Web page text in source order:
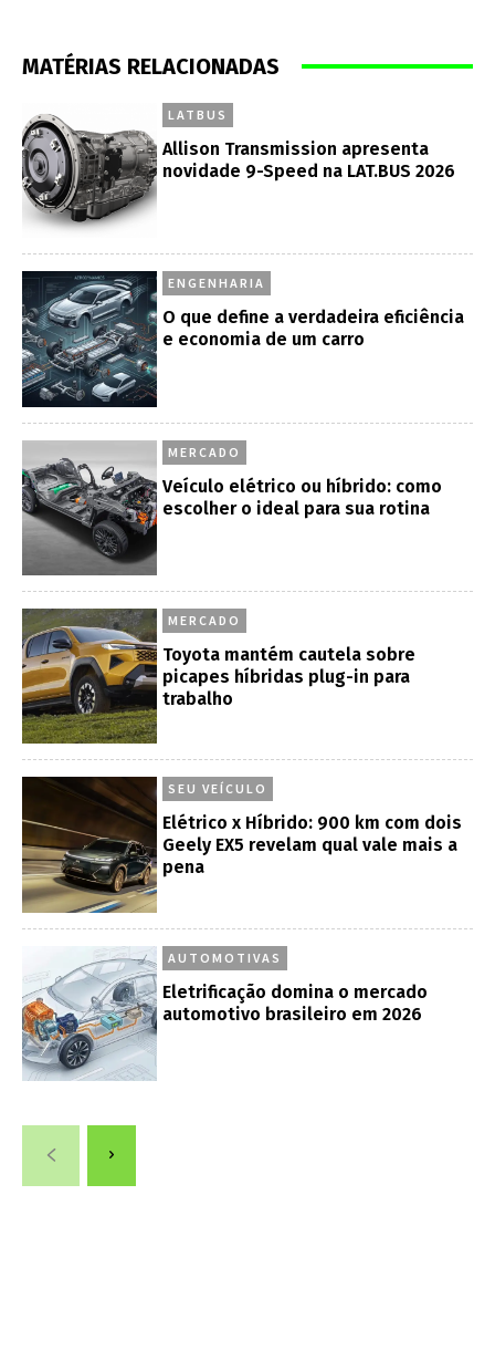
MATÉRIAS RELACIONADAS
LATBUS
Allison Transmission apresenta
novidade 9-Speed na LAT.BUS 2026
ENGENHARIA
O que define a verdadeira eficiência
e economia de um carro
MERCADO
Veículo elétrico ou híbrido: como
escolher o ideal para sua rotina
MERCADO
Toyota mantém cautela sobre
picapes híbridas plug-in para
trabalho
SEU VEÍCULO
Elétrico x Híbrido: 900 km com dois
Geely EX5 revelam qual vale mais a
pena
AUTOMOTIVAS
Eletrificação domina o mercado
automotivo brasileiro em 2026